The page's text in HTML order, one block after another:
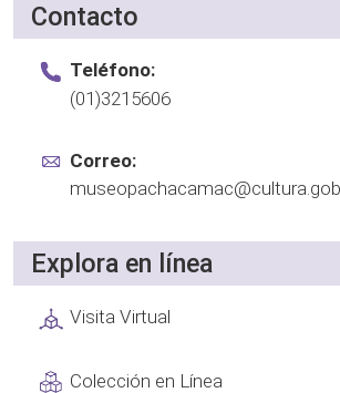
Contacto
Teléfono:
(01)3215606
Correo:
Explora en línea
Visita Virtual
Colección en Línea